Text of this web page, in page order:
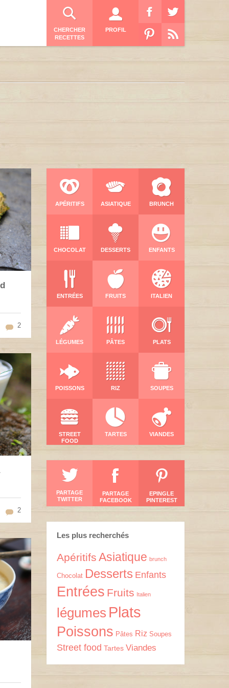
CHERCHER
RECETTES
PROFIL
2
2
APÉRITIFS ASIATIQUE BRUNCH
CHOCOLAT DESSERTS ENFANTS
ENTRÉES FRUITS ITALIEN
LÉGUMES PÂTES PLATS
POISSONS RIZ SOUPES
STREET
FOOD
TARTES VIANDES
PARTAGE
TWITTER
PARTAGE
FACEBOOK
EPINGLE
PINTEREST
Les plus recherchés
Apéritifs Asiatique brunch
Chocolat Desserts Enfants
Entrées Fruits Italien
légumes Plats
Poissons Pâtes Riz Soupes
Street food Tartes Viandes